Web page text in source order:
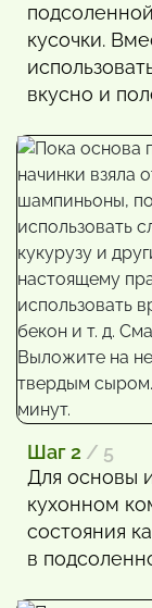
кусочки.
вкусно и
Шаг 2 / 5
Для основы
кухонном
состояния
в